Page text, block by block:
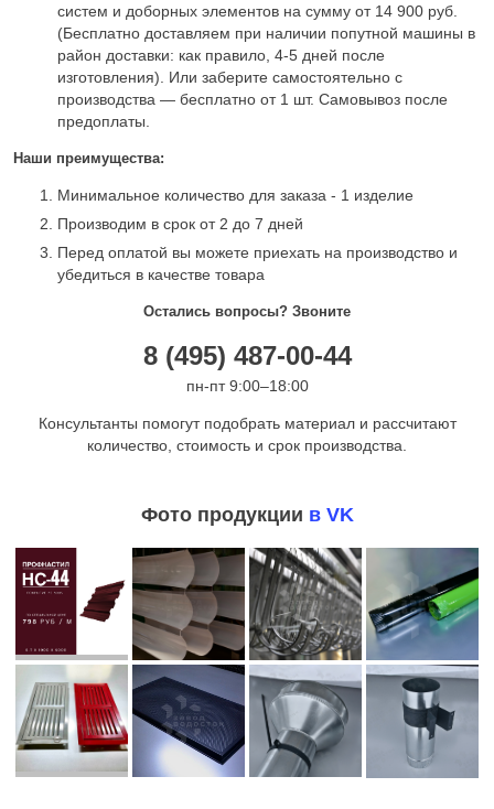
систем и доборных элементов на сумму от 14 900 руб.
(Бесплатно доставляем при наличии попутной машины в
район доставки: как правило, 4-5 дней после
изготовления). Или заберите самостоятельно с
производства — бесплатно от 1 шт. Самовывоз после
предоплаты.
Наши преимущества:
Минимальное количество для заказа - 1 изделие
Производим в срок от 2 до 7 дней
Перед оплатой вы можете приехать на производство и
убедиться в качестве товара
Остались вопросы? Звоните
8 (495) 487-00-44
пн-пт 9:00–18:00
Консультанты помогут подобрать материал и рассчитают
количество, стоимость и срок производства.
Фото продукции в VK